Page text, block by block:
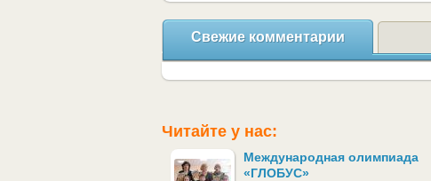
Свежие комментарии
Читайте у нас:
Международная олимпиада
«ГЛОБУС»